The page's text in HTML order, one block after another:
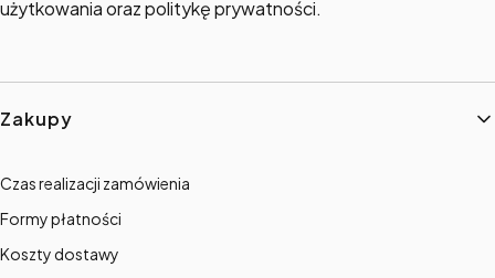
użytkowania oraz politykę prywatności.
Linki w stopce
Zakupy
Czas realizacji zamówienia
Formy płatności
Koszty dostawy